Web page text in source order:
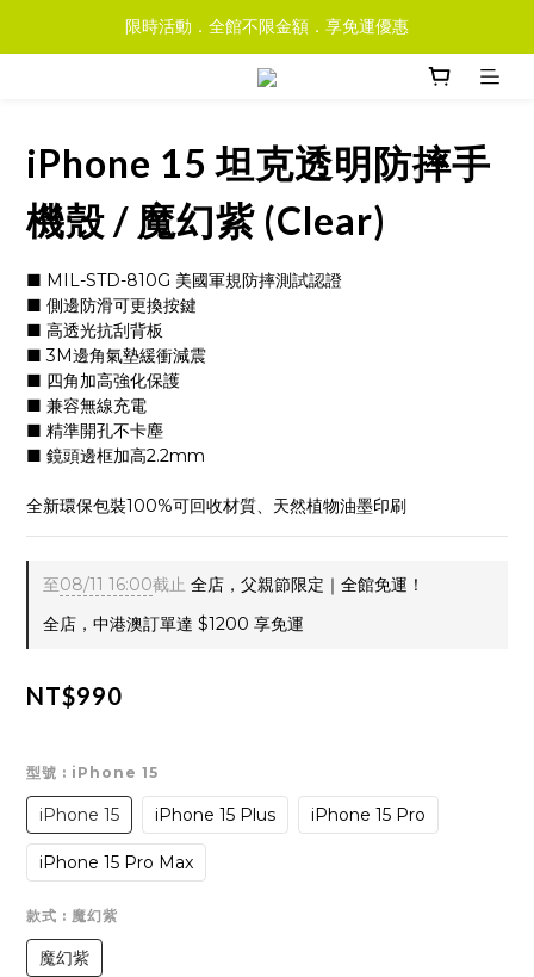
限時活動．全館不限金額．享免運優惠
iPhone 15 坦克透明防摔手
機殼 / 魔幻紫 (Clear)
■ MIL-STD-810G 美國軍規防摔測試認證
■ 側邊防滑可更換按鍵
■ 高透光抗刮背板
■ 3M邊角氣墊緩衝減震
■ 四角加高強化保護
■ 兼容無線充電
■ 精準開孔不卡塵
■ 鏡頭邊框加高2.2mm
全新環保包裝100%可回收材質、天然植物油墨印刷
至08/11 16:00截止 全店，父親節限定｜全館免運！
全店，中港澳訂單達 $1200 享免運
NT$990
型號 : iPhone 15
iPhone 15 iPhone 15 Plus iPhone 15 Pro
iPhone 15 Pro Max
款式 : 魔幻紫
魔幻紫